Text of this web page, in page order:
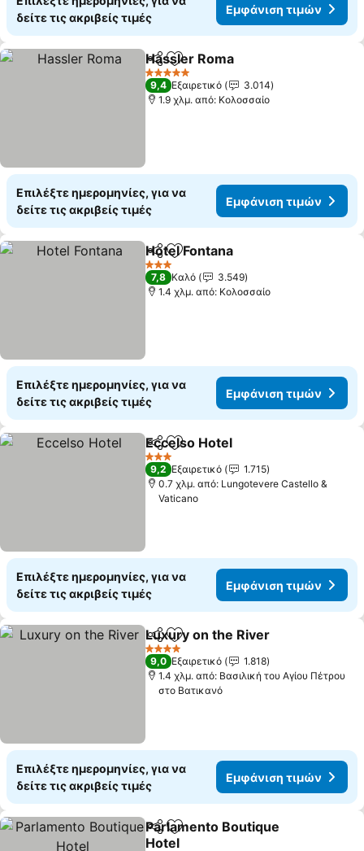
δείτε τις ακριβείς τιμές
Εμφάνιση τιμών
Κοινοποίηση
Προσθήκη στα αγαπημένα
Hassler Roma
5 Αστέρια
9,4 Εξαιρετικό
3.014
1.9 χλμ. από: Κολοσσαίο
Επιλέξτε ημερομηνίες, για να
δείτε τις ακριβείς τιμές
Εμφάνιση τιμών
Κοινοποίηση
Προσθήκη στα αγαπημένα
Hotel Fontana
3 Αστέρια
7,8 Καλό
3.549
1.4 χλμ. από: Κολοσσαίο
Επιλέξτε ημερομηνίες, για να
δείτε τις ακριβείς τιμές
Εμφάνιση τιμών
Κοινοποίηση
Προσθήκη στα αγαπημένα
Eccelso Hotel
3 Αστέρια
9,2 Εξαιρετικό
1.715
0.7 χλμ. από: Lungotevere Castello &
Vaticano
Επιλέξτε ημερομηνίες, για να
δείτε τις ακριβείς τιμές
Εμφάνιση τιμών
Κοινοποίηση
Προσθήκη στα αγαπημένα
Luxury on the River
4 Αστέρια
9,0 Εξαιρετικό
1.818
1.4 χλμ. από: Βασιλική του Αγίου Πέτρου
στο Βατικανό
Επιλέξτε ημερομηνίες, για να
δείτε τις ακριβείς τιμές
Εμφάνιση τιμών
Κοινοποίηση
Προσθήκη στα αγαπημένα
Parlamento Boutique
Hotel